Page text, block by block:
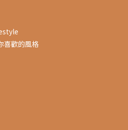
喜歡的風格